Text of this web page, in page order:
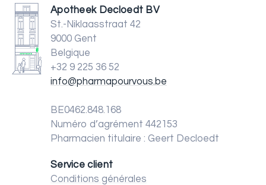
Apotheek Decloedt BV
St.-Niklaasstraat 42
9000 Gent
Belgique
+32 9 225 36 52
info@pharmapourvous.be
BE0462.848.168
Numéro d’agrément 442153
Pharmacien titulaire : Geert Decloedt
Service client
Conditions générales